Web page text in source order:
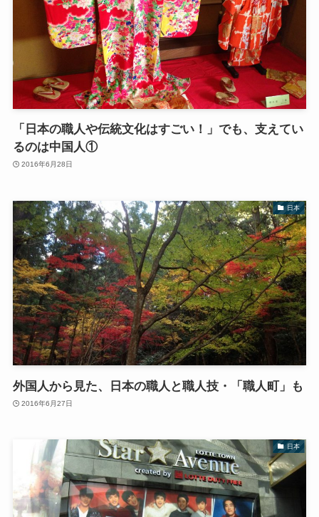
「日本の職人や伝統文化はすごい！」でも、支えてい
るのは中国人①
2016年6月28日
日本
外国人から見た、日本の職人と職人技・「職人町」も
2016年6月27日
日本